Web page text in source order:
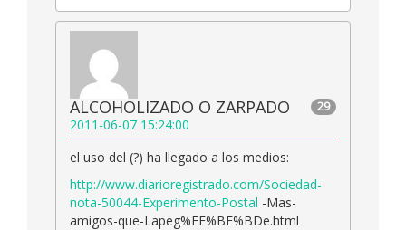
29
ALCOHOLIZADO O ZARPADO
2011-06-07 15:24:00
el uso del (?) ha llegado a los medios:
http://www.diarioregistrado.com/Sociedad-
nota-50044-Experimento-Postal -Mas-
amigos-que-Lapeg%EF%BF%BDe.html